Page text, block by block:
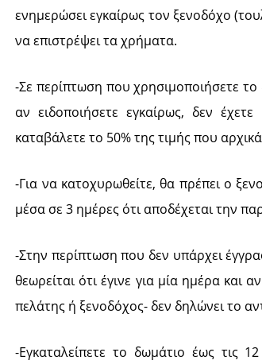
ενημερώσει εγκαίρως τον ξενοδόχο
να επιστρέψει τα χρήματα.
-Σε περίπτωση που χρησιμοποιήσετε
αν ειδοποιήσετε εγκαίρως, δεν
καταβάλετε το 50% της τιμής που
-Για να κατοχυρωθείτε, θα πρέπει ο
μέσα σε 3 ημέρες ότι αποδέχεται την
-Στην περίπτωση που δεν υπάρχει
θεωρείται ότι έγινε για μία ημέρα και
πελάτης ή ξενοδόχος- δεν δηλώνει το
-Εγκαταλείπετε το δωμάτιο έως τις